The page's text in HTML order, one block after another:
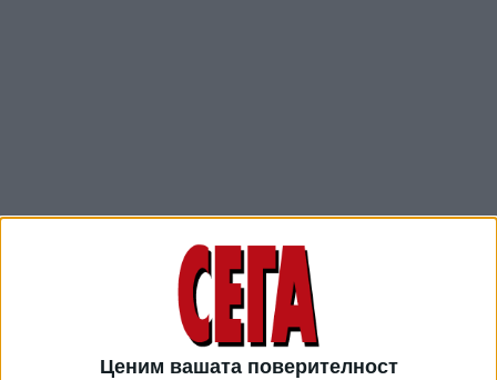
Ценим вашата поверителност
Крайният срок за деклариране на получените през 2024
година облагаеми доходи, както и ползването на
за тези доходи, е 30 април 2025 г.